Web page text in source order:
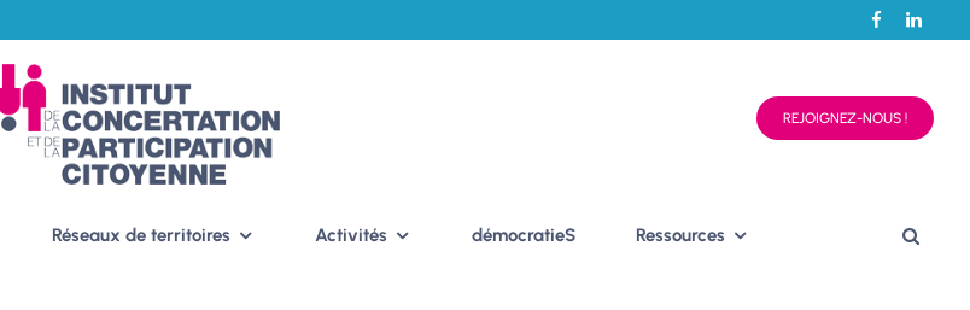
REJOIGNEZ-NOUS !
Réseaux de territoires Activités démocratieS Ressources